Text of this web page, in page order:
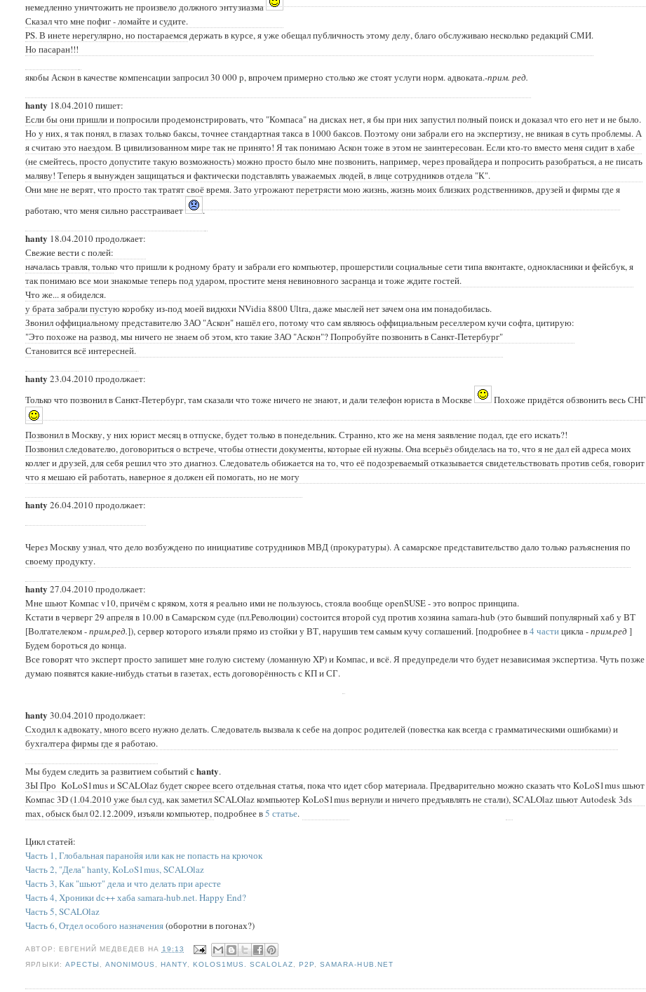
немедленно уничтожить не произвело должного энтузиазма
Сказал что мне пофиг - ломайте и судите.
PS. В инете нерегулярно, но постараемся держать в курсе, я уже обещал публичность этому делу, благо обслуживаю несколько редакций СМИ.
Но пасаран!!!
якобы Аскон в качестве компенсации запросил 30 000 р, впрочем примерно столько же стоят услуги норм. адвоката.-прим. ред.
hanty 18.04.2010 пишет:
Если бы они пришли и попросили продемонстрировать, что "Компаса" на дисках нет, я бы при них запустил полный поиск и доказал что его нет и не было.
Но у них, я так понял, в глазах только баксы, точнее стандартная такса в 1000 баксов. Поэтому они забрали его на экспертизу, не вникая в суть проблемы. А
я считаю это наездом. В цивилизованном мире так не принято! Я так понимаю Аскон тоже в этом не заинтересован. Если кто-то вместо меня сидит в хабе
(не смейтесь, просто допустите такую возможность) можно просто было мне позвонить, например, через провайдера и попросить разобраться, а не писать
маляву! Теперь я вынужден защищаться и фактически подставлять уважаемых людей, в лице сотрудников отдела "К".
Они мне не верят, что просто так тратят своё время. Зато угрожают перетрясти мою жизнь, жизнь моих близких родственников, друзей и фирмы где я
работаю, что меня сильно расстраивает
.
hanty 18.04.2010 продолжает:
Свежие вести с полей:
началась травля, только что пришли к родному брату и забрали его компьютер, прошерстили социальные сети типа вконтакте, однокласники и фейсбук, я
так понимаю все мои знакомые теперь под ударом, простите меня невиновного засранца и тоже ждите гостей.
Что же... я обиделся.
у брата забрали пустую коробку из-под моей видюхи NVidia 8800 Ultra, даже мыслей нет зачем она им понадобилась.
Звонил оффициальному представителю ЗАО "Аскон" нашёл его, потому что сам являюсь оффициальным реселлером кучи софта, цитирую:
"Это похоже на развод, мы ничего не знаем об этом, кто такие ЗАО "Аскон"? Попробуйте позвонить в Санкт-Петербург"
Становится всё интересней.
hanty 23.04.2010 продолжает:
Только что позвонил в Санкт-Петербург, там сказали что тоже ничего не знают, и дали телефон юриста в Москве
Похоже придётся обзвонить весь СНГ
Позвонил в Москву, у них юрист месяц в отпуске, будет только в понедельник. Странно, кто же на меня заявление подал, где его искать?!
Позвонил следователю, договориться о встрече, чтобы отнести документы, которые ей нужны. Она всерьёз обиделась на то, что я не дал ей адреса моих
коллег и друзей, для себя решил что это диагноз. Следователь обижается на то, что её подозреваемый отказывается свидетельствовать против себя, говорит
что я мешаю ей работать, наверное я должен ей помогать, но не могу
hanty 26.04.2010 продолжает:
Через Москву узнал, что дело возбуждено по инициативе сотрудников МВД (прокуратуры). А самарское представительство дало только разъяснения по
своему продукту.
hanty 27.04.2010 продолжает:
Мне шьют Компас v10, причём с кряком, хотя я реально ими не пользуюсь, стояла вообще openSUSE - это вопрос принципа.
Кстати в черверг 29 апреля в 10.00 в Самарском суде (пл.Революции) состоится второй суд против хозяина samara-hub (это бывший популярный хаб у ВТ
[Волгателеком -прим.ред.]), сервер которого изъяли прямо из стойки у ВТ, нарушив тем самым кучу соглашений. [подробнее в4 частицикла -прим.ред ]
Будем бороться до конца.
Все говорят что эксперт просто запишет мне голую систему (ломанную XP) и Компас, и всё. Я предупредели что будет независимая экспертиза. Чуть позже
думаю появятся какие-нибудь статьи в газетах, есть договорённость с КП и СГ.
hanty 30.04.2010 продолжает:
Сходил к адвокату, много всего нужно делать. Следователь вызвала к себе на допрос родителей (повестка как всегда с грамматическими ошибками) и
бухгалтера фирмы где я работаю.
Мы будем следить за развитием событий сhanty.
ЗЫ Про KoLoS1mus и SCALOlaz будет скорее всего отдельная статья, пока что идет сбор материала. Предварительно можно сказать чтоKoLoS1mus шьют
Компас 3D (1.04.2010 уже был суд, как заметилSCALOlaz компьютерKoLoS1musвернули и ничего предъявлять не стали),SCALOlaz шьют Autodesk 3ds
max, обыск был 02.12.2009, изъяли компьютер, подробнее в5 статье.
Цикл статей:
Часть 1, Глобальная паранойя или как не попасть на крючок
Часть 2, "Дела" hanty, KoLoS1mus, SCALOlaz
Часть 3, Как "шьют" дела и что делать при аресте
Часть 4, Хроники dc++ хаба samara-hub.net. Happy End?
Часть 5, SCALOlaz
Часть 6, Отдел особого назначения(оборотни в погонах?)
АВТОР: ЕВГЕНИЙ МЕДВЕДЕВ НА
19:13
ЯРЛЫКИ: АРЕСТЫ ANONIMOUS HANTY, KOLOS1MUS. SCALOLAZ ,P2P ,SAMARA-HUB.NET